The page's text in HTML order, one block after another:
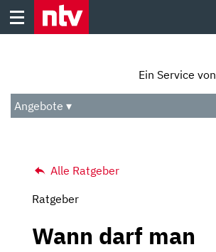
Skip
Wetter
Ein Service von
Angebote ▾
Alle Ratgeber
Ratgeber
Wann darf man